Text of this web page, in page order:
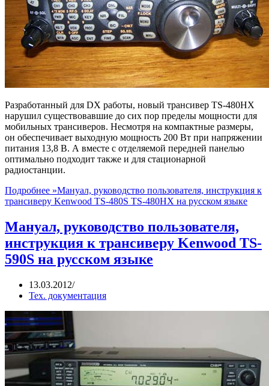
Разработанный для DX работы, новый трансивер TS-480HX
нарушил существовавшие до сих пор пределы мощности для
мобильных трансиверов. Несмотря на компактные размеры,
он обеспечивает выходную мощность 200 Вт при напряжении
питания 13,8 В. А вместе с отделяемой передней панелью
оптимально подходит также и для стационарной
радиостанции.
Подробнее »Мануал, руководство пользователя, инструкция к
трансиверу Kenwood TS-480S TS-480HX на русском языке
Мануал, руководство пользователя,
инструкция к трансиверу Kenwood TS-
590S на русском языке
13.03.2012
Тех. документация